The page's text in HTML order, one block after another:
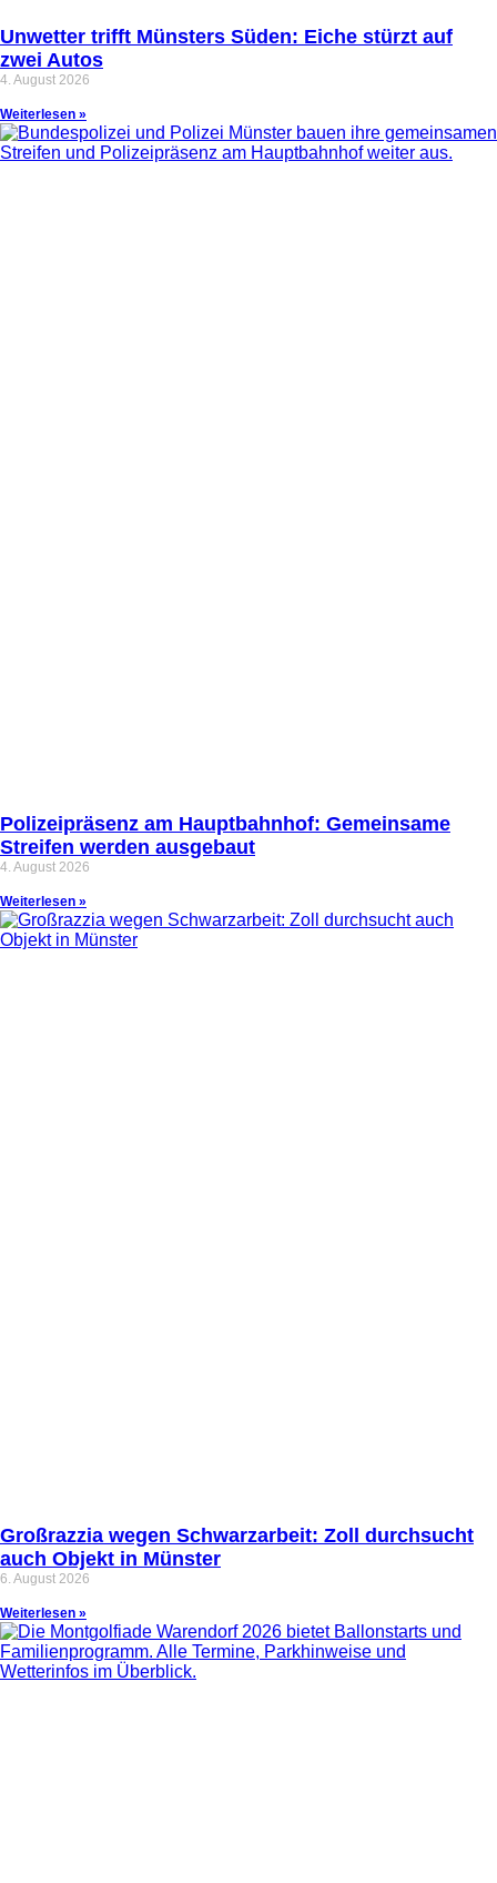
Unwetter trifft Münsters Süden: Eiche stürzt auf
zwei Autos
4. August 2026
Weiterlesen »
Polizeipräsenz am Hauptbahnhof: Gemeinsame
Streifen werden ausgebaut
4. August 2026
Weiterlesen »
Großrazzia wegen Schwarzarbeit: Zoll durchsucht
auch Objekt in Münster
6. August 2026
Weiterlesen »